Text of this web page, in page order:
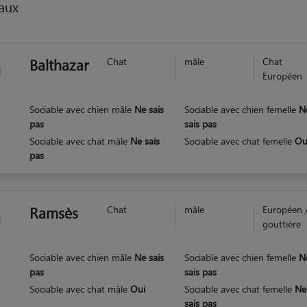
Balthazar Chat mâle
Chat
Européen
Sociable avec chien mâle Ne sais
pas
Sociable avec chien femelle
sais pas
Sociable avec chat mâle Ne sais
pas
Sociable avec chat femelle
Ramsès Chat mâle
Européen
gouttière
Sociable avec chien mâle Ne sais
pas
Sociable avec chien femelle
sais pas
Sociable avec chat mâle Oui Sociable avec chat femelle Ne
sais pas